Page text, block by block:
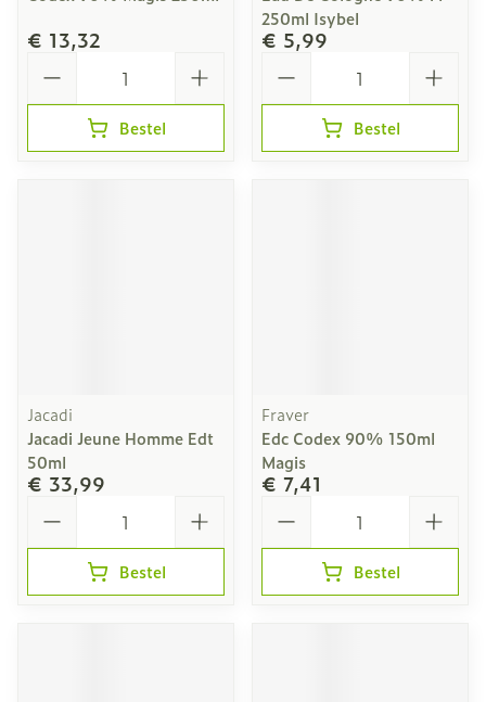
€ 13,32
Bestel
250ml Isybel
€ 5,99
Bestel
Jacadi
Jacadi Jeune Homme Edt
50ml
€ 33,99
Bestel
Fraver
Edc Codex 90% 150ml
Magis
€ 7,41
Bestel